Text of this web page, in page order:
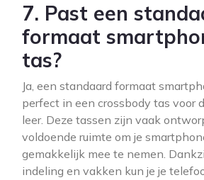
7. Past een
formaat
tas?
Ja, een standaard formaat
perfect in een crossbody tas voor
leer. Deze tassen zijn vaak
voldoende ruimte om je
gemakkelijk mee te nemen.
indeling en vakken kun je je